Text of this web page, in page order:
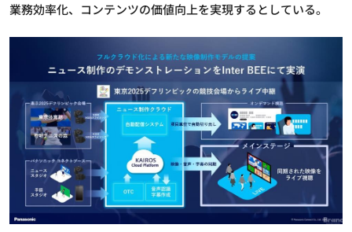
業務効率化、コンテンツの価値向上を実現するとしている。